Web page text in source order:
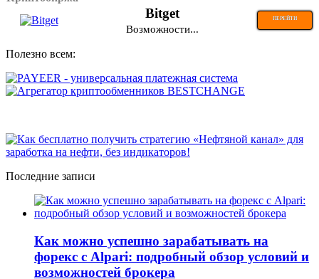
Bitget ПЕРЕЙТИ
Возможности...
Полезно всем:
Последние записи
Как можно успешно зарабатывать на
форекс с Alpari: подробный обзор условий и
возможностей брокера